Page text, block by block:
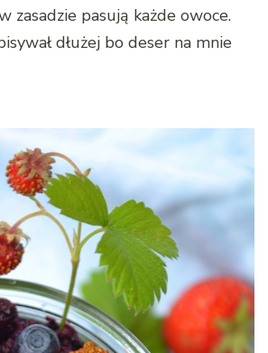
zasadzie pasują każde owoce.
dłużej bo deser na mnie